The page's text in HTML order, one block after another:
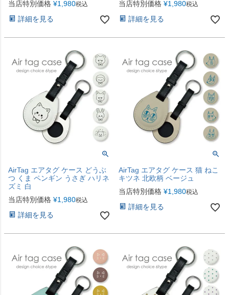
当店特別価格 ¥1,980税込
詳細を見る
当店特別価格 ¥1,980税込
詳細を見る
AirTag エアタグ ケース どうぶ
つ くま ペンギン うさぎ ハリネ
ズミ 白
当店特別価格 ¥1,980税込
詳細を見る
AirTag エアタグ ケース 猫 ねこ
キツネ 北欧柄 ベージュ
当店特別価格 ¥1,980税込
詳細を見る